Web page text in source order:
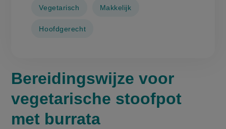
Vegetarisch Makkelijk
Hoofdgerecht
Bereidingswijze voor
vegetarische stoofpot
met burrata